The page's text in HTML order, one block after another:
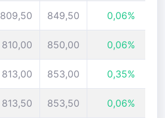
809,50 849,50 0,06%
810,00 850,00 0,06%
813,00 853,00 0,35%
813,50 853,50 0,06%